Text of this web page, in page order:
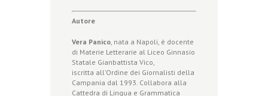
Autore
Vera Panico , nata a Napoli, è docente
di Materie Letterarie al Liceo Ginnasio
Statale Gianbattista Vico,
iscritta all’Ordine dei Giornalisti della
Campania dal 1993. Collabora alla
Cattedra di Lingua e Grammatica